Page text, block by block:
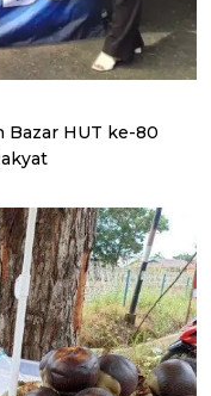
Bazar HUT ke-80